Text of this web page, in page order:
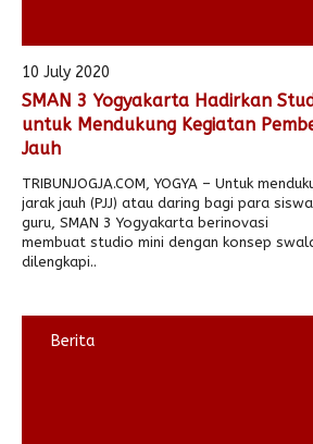
10 July 2020
SMAN 3 Yogyakarta Hadirkan
untuk Mendukung Kegiatan
Jauh
TRIBUNJOGJA.COM, YOGYA – Untuk
jarak jauh (PJJ) atau daring bagi para
guru, SMAN 3 Yogyakarta berinovasi
membuat studio mini dengan konsep
dilengkapi..
Berita